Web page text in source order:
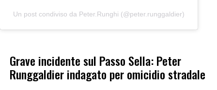
Un post condiviso da Peter.Runghi (@peter.runggaldier)
Grave incidente sul Passo Sella: Peter
Runggaldier indagato per omicidio stradale